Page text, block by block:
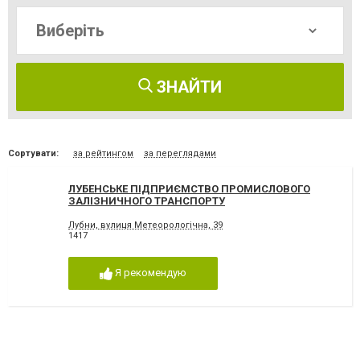
ЗНАЙТИ
Сортувати: за рейтингом за переглядами
ЛУБЕНСЬКЕ ПІДПРИЄМСТВО ПРОМИСЛОВОГО
ЗАЛІЗНИЧНОГО ТРАНСПОРТУ
Лубни, вулиця Метеорологічна, 39
1417
Я рекомендую